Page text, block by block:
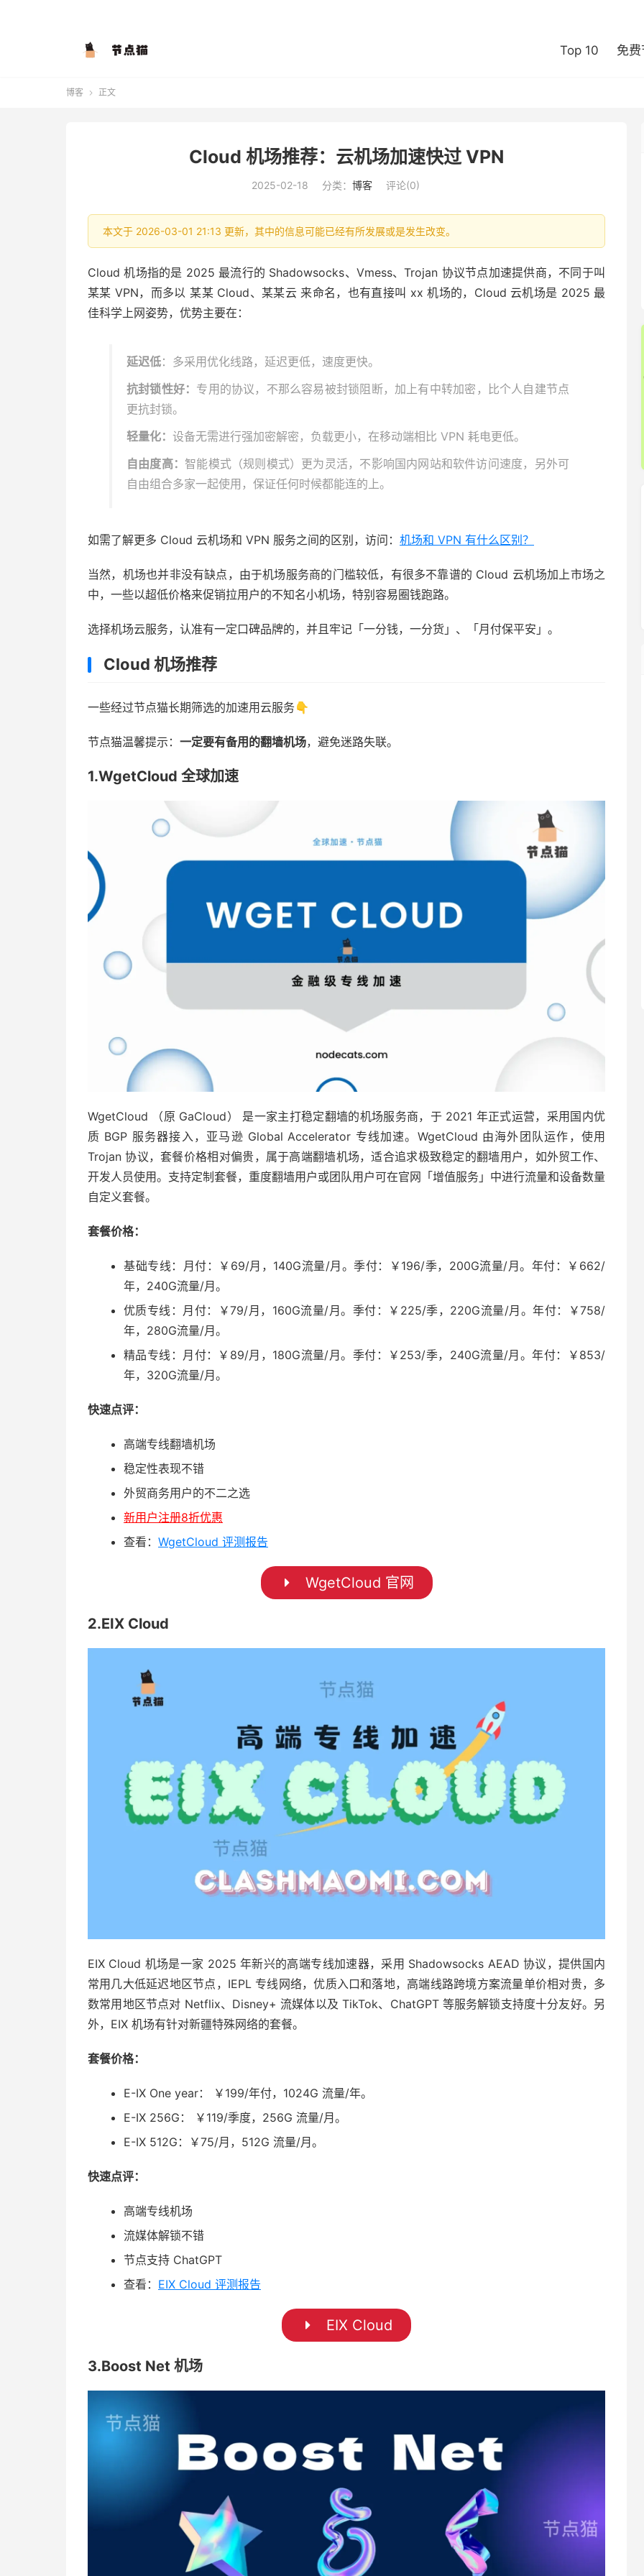
Top 10 免
博客  正文
Cloud 机场推荐：云机场加速快过 VPN
2025-02-18 分类： 博客 评论(0)
本文于 2026-03-01 21:13 更新，其中的信息可能已经有所发展或是发生改变。
Cloud 机场指的是 2025 最流行的 Shadowsocks、Vmess、Trojan 协议节点加速提供商，不同于叫
某某 VPN，而多以 某某 Cloud、某某云 来命名，也有直接叫 xx 机场的，Cloud 云机场是 2025 最
佳科学上网姿势，优势主要在：
延迟低：多采用优化线路，延迟更低，速度更快。
抗封锁性好： 专用的协议，不那么容易被封锁阻断，加上有中转加密，比个人自建节点
更抗封锁。
轻量化： 设备无需进行强加密解密，负载更小，在移动端相比 VPN 耗电更低。
自由度高： 智能模式（规则模式）更为灵活，不影响国内网站和软件访问速度，另外可
自由组合多家一起使用，保证任何时候都能连的上。
如需了解更多 Cloud 云机场和 VPN 服务之间的区别，访问： 机场和 VPN 有什么区别？
当然，机场也并非没有缺点，由于机场服务商的门槛较低，有很多不靠谱的 Cloud 云机场加上市场之
中，一些以超低价格来促销拉用户的不知名小机场，特别容易圈钱跑路。
选择机场云服务，认准有一定口碑品牌的，并且牢记「一分钱，一分货」、「月付保平安」。
Cloud 机场推荐
一些经过节点猫长期筛选的加速用云服务👇
节点猫温馨提示： 一定要有备用的翻墙机场，避免迷路失联。
1.WgetCloud 全球加速
WgetCloud （原 GaCloud） 是一家主打稳定翻墙的机场服务商，于 2021 年正式运营，采用国内优
质 BGP 服务器接入，亚马逊 Global Accelerator 专线加速。WgetCloud 由海外团队运作，使用
Trojan 协议，套餐价格相对偏贵，属于高端翻墙机场，适合追求极致稳定的翻墙用户，如外贸工作、
开发人员使用。支持定制套餐，重度翻墙用户或团队用户可在官网「增值服务」中进行流量和设备数量
自定义套餐。
套餐价格：
基础专线：月付：￥69/月，140G流量/月。季付：￥196/季，200G流量/月。年付：￥662/
年，240G流量/月。
优质专线：月付：￥79/月，160G流量/月。季付：￥225/季，220G流量/月。年付：￥758/
年，280G流量/月。
精品专线：月付：￥89/月，180G流量/月。季付：￥253/季，240G流量/月。年付：￥853/
年，320G流量/月。
快速点评：
高端专线翻墙机场
稳定性表现不错
外贸商务用户的不二之选
新用户注册8折优惠
查看： WgetCloud 评测报告
WgetCloud 官网
2.EIX Cloud
EIX Cloud 机场是一家 2025 年新兴的高端专线加速器，采用 Shadowsocks AEAD 协议，提供国内
常用几大低延迟地区节点，IEPL 专线网络，优质入口和落地，高端线路跨境方案流量单价相对贵，多
数常用地区节点对 Netflix、Disney+ 流媒体以及 TikTok、ChatGPT 等服务解锁支持度十分友好。另
外，EIX 机场有针对新疆特殊网络的套餐。
套餐价格：
E-IX One year： ￥199/年付，1024G 流量/年。
E-IX 256G： ￥119/季度，256G 流量/月。
E-IX 512G：￥75/月，512G 流量/月。
快速点评：
高端专线机场
流媒体解锁不错
节点支持 ChatGPT
查看： EIX Cloud 评测报告
EIX Cloud
3.Boost Net 机场